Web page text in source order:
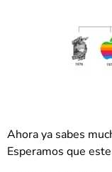
Ahora ya sabes
Esperamos que